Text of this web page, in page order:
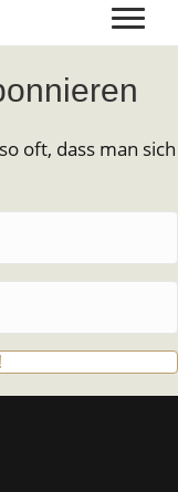
oft, dass man sich